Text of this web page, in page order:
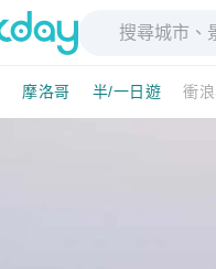
摩洛哥 半/一日遊 衝